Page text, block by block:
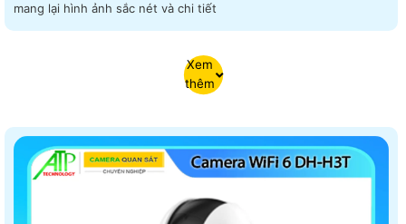
mang lại hình ảnh sắc nét và chi tiết
Xem
thêm